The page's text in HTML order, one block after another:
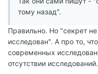
тому назад".
Правильно. Но "секрет
исследован". А про то,
современных
отсутствии исследований.